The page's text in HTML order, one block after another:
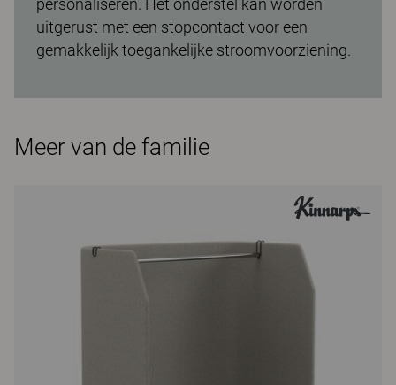
personaliseren. Het onderstel kan worden
uitgerust met een stopcontact voor een
gemakkelijk toegankelijke stroomvoorziening.
Meer van de familie